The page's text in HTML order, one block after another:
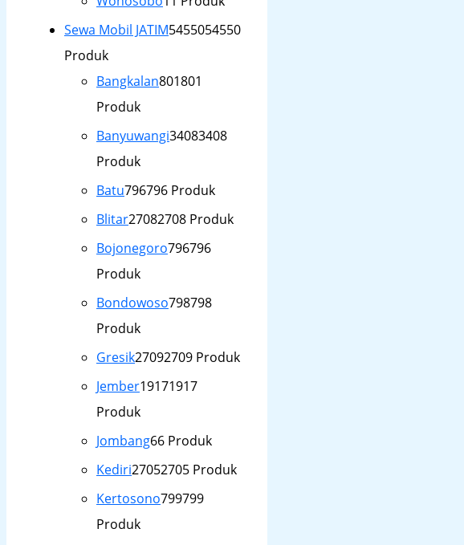
Sewa Mobil JATIM5455054550
Produk
Bangkalan801801
Produk
Banyuwangi34083408
Produk
Batu796796 Produk
Blitar27082708 Produk
Bojonegoro796796
Produk
Bondowoso798798
Produk
Gresik27092709 Produk
Jember19171917
Produk
Jombang66 Produk
Kediri27052705 Produk
Kertosono799799
Produk